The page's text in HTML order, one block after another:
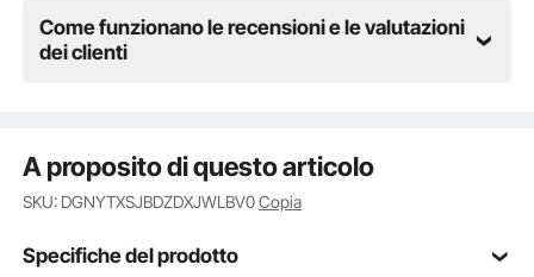
Come funzionano le recensioni e le valutazioni
dei clienti
A proposito di questo articolo
SKU: DGNYTXSJBDZDXJWLBV0Copia
Specifiche del prodotto